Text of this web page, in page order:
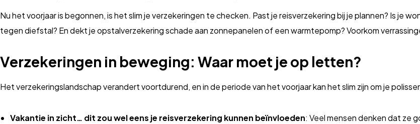
Nu het voorjaar is begonnen, is het slim je verzekeringen te checken. Past je reisverzekering bij je plannen? Is je
tegen diefstal? En dekt je opstalverzekering schade aan zonnepanelen of een warmtepomp? Voorkom
Verzekeringen in beweging: Waar moet je op letten?
Het verzekeringslandschap verandert voortdurend, en in de periode van het voorjaar kan het slim zijn om je
Vakantie in zicht… dit zou wel eens je reisverzekering kunnen beïnvloeden: Veel mensen denken dat ze